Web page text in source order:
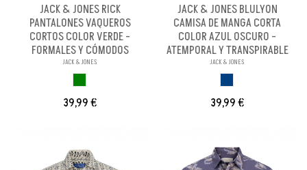
JACK & JONES RICK
PANTALONES VAQUEROS
CORTOS COLOR VERDE -
FORMALES Y CÓMODOS
JACK & JONES
39,99 €
JACK & JONES BLULYON
CAMISA DE MANGA CORTA
COLOR AZUL OSCURO -
ATEMPORAL Y TRANSPIRABLE
JACK & JONES
39,99 €